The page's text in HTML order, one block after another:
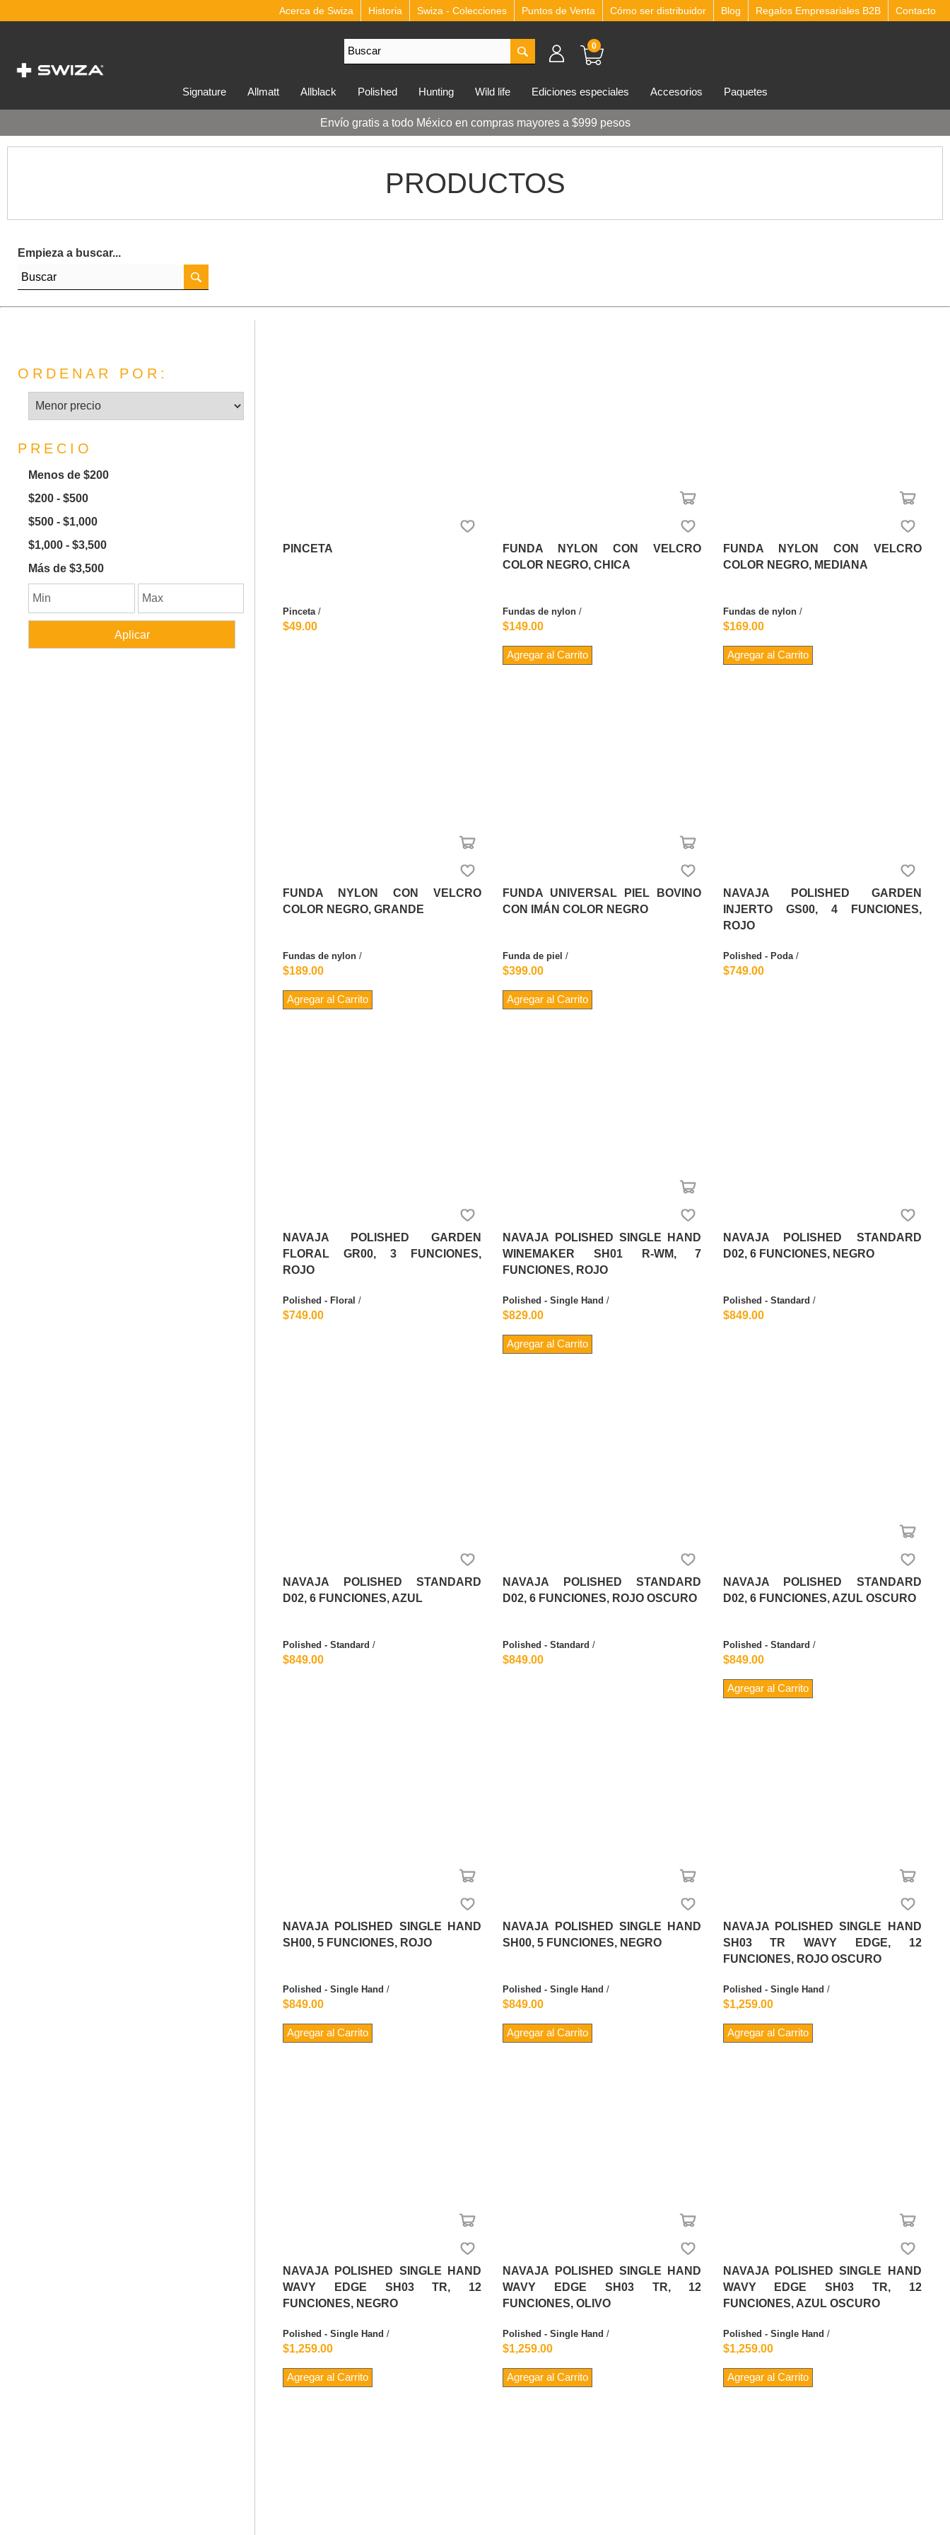
Acerca de Swiza Historia Swiza - Colecciones Puntos de Venta Cómo ser distribuidor Blog Regalos Empresariales B2B Contacto
0
signature allmatt allblack polished hunting wild life ediciones especiales accesorios Paquetes
Envío gratis a todo México en compras mayores a $999 pesos
PRODUCTOS
Empieza a buscar...
PINCETA
Pinceta/
$49.00
FUNDA NYLON CON VELCRO
COLOR NEGRO, CHICA
Fundas de nylon /
$149.00
Agregar al Carrito
FUNDA NYLON CON VELCRO
COLOR NEGRO, MEDIANA
Fundas de nylon/
$169.00
Agregar al Carrito
FUNDA NYLON CON VELCRO
COLOR NEGRO, GRANDE
Fundas de nylon /
$189.00
Agregar al Carrito
FUNDA UNIVERSAL PIEL BOVINO
CON IMÁN COLOR NEGRO
Funda de piel /
$399.00
Agregar al Carrito
NAVAJA POLISHED GARDEN
INJERTO GS00, 4 FUNCIONES,
ROJO
Polished - Poda/
$749.00
NAVAJA POLISHED GARDEN
FLORAL GR00, 3 FUNCIONES,
ROJO
Polished - Floral /
$749.00
NAVAJA POLISHED SINGLE HAND
WINEMAKER SH01 R-WM, 7
FUNCIONES, ROJO
Polished - Single Hand /
$829.00
Agregar al Carrito
NAVAJA POLISHED STANDARD
D02, 6 FUNCIONES, NEGRO
Polished - Standard /
$849.00
NAVAJA POLISHED STANDARD
D02, 6 FUNCIONES, AZUL
Polished - Standard /
$849.00
NAVAJA POLISHED STANDARD
D02, 6 FUNCIONES, ROJO OSCURO
Polished - Standard /
$849.00
NAVAJA POLISHED STANDARD
D02, 6 FUNCIONES, AZUL OSCURO
Polished - Standard /
$849.00
Agregar al Carrito
NAVAJA POLISHED SINGLE HAND
SH00, 5 FUNCIONES, ROJO
Polished - Single Hand /
$849.00
Agregar al Carrito
NAVAJA POLISHED SINGLE HAND
SH00, 5 FUNCIONES, NEGRO
Polished - Single Hand /
$849.00
Agregar al Carrito
NAVAJA POLISHED SINGLE HAND
SH03 TR WAVY EDGE, 12
FUNCIONES, ROJO OSCURO
Polished - Single Hand /
$1,259.00
Agregar al Carrito
NAVAJA POLISHED SINGLE HAND
WAVY EDGE SH03 TR, 12
FUNCIONES, NEGRO
Polished - Single Hand /
$1,259.00
Agregar al Carrito
NAVAJA POLISHED SINGLE HAND
WAVY EDGE SH03 TR, 12
FUNCIONES, OLIVO
Polished - Single Hand /
$1,259.00
Agregar al Carrito
NAVAJA POLISHED SINGLE HAND
WAVY EDGE SH03 TR, 12
FUNCIONES, AZUL OSCURO
Polished - Single Hand /
$1,259.00
Agregar al Carrito
ORDENAR POR:
PRECIO
Menos de $200
$200 - $500
$500 - $1,000
$1,000 - $3,500
Más de $3,500